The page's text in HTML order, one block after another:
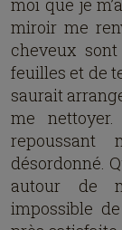
moi que je
miroir me
cheveux
feuilles et de
saurait
me
désordonné.
autour de
impossible